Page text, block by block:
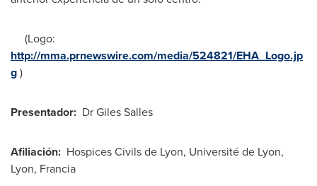
(Logo:
http://mma.prnewswire.com/media/524821/EHA_Logo.jp
g)
Presentador: Dr Giles Salles
Afiliación: Hospices Civils de Lyon, Université de Lyon,
Lyon, Francia